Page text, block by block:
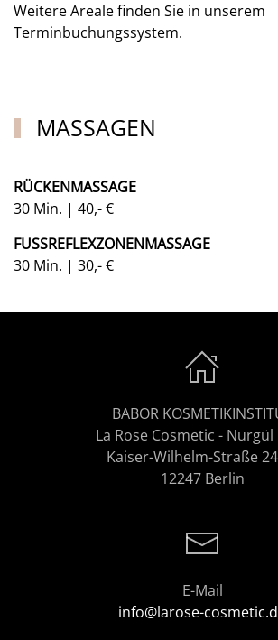
Weitere Areale finden Sie in unserem
Terminbuchungssystem.
MASSAGEN
RÜCKENMASSAGE
30 Min. | 40,- €
FUSSREFLEXZONENMASSAGE
30 Min. | 30,- €
BABOR
La Rose Cosmetic - Nurgül
Kaiser-Wilhelm-Straße
12247 Berlin
E-Mail
info@larose-